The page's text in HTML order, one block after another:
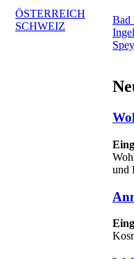
ÖSTERREICH
SCHWEIZ
Bad
und